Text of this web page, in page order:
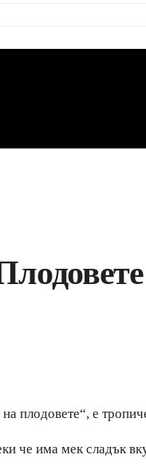
плодовете“, е
че има мек сладък